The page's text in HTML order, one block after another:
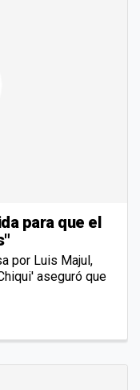
para que el
por Luis Majul,
aseguró que